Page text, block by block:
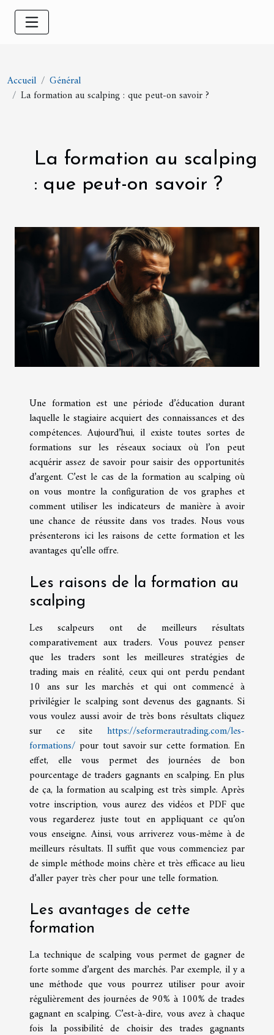
Accueil
Général
La formation au scalping : que peut-on savoir ?
La formation au scalping
: que peut-on savoir ?
Une formation est une période d’éducation durant
laquelle le stagiaire acquiert des connaissances et des
compétences. Aujourd’hui, il existe toutes sortes de
formations sur les réseaux sociaux où l’on peut
acquérir assez de savoir pour saisir des opportunités
d’argent. C’est le cas de la formation au scalping où
on vous montre la configuration de vos graphes et
comment utiliser les indicateurs de manière à avoir
une chance de réussite dans vos trades. Nous vous
présenterons ici les raisons de cette formation et les
avantages qu’elle offre.
Les raisons de la formation au
scalping
Les scalpeurs ont de meilleurs résultats
comparativement aux traders. Vous pouvez penser
que les traders sont les meilleures stratégies de
trading mais en réalité, ceux qui ont perdu pendant
10 ans sur les marchés et qui ont commencé à
privilégier le scalping sont devenus des gagnants. Si
vous voulez aussi avoir de très bons résultats cliquez
sur ce site https://seformerautrading.com/les-
formations/ pour tout savoir sur cette formation. En
effet, elle vous permet des journées de bon
pourcentage de traders gagnants en scalping. En plus
de ça, la formation au scalping est très simple. Après
votre inscription, vous aurez des vidéos et PDF que
vous regarderez juste tout en appliquant ce qu’on
vous enseigne. Ainsi, vous arriverez vous-même à de
meilleurs résultats. Il suffit que vous commenciez par
de simple méthode moins chère et très efficace au lieu
d’aller payer très cher pour une telle formation.
Les avantages de cette
formation
La technique de scalping vous permet de gagner de
forte somme d’argent des marchés. Par exemple, il y a
une méthode que vous pourrez utiliser pour avoir
régulièrement des journées de 90% à 100% de trades
gagnant en scalping. C’est-à-dire, vous avez à chaque
fois la possibilité de choisir des trades gagnants